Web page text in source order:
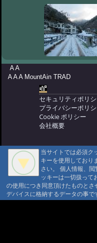
#89:野
藤巻亮
#88:野
ました
#87:石
#85:金
#84:野
りました
#82:久
#81: 夕
#80:夕
行った
A A
A A A MountAin TRAD
セキュリティポリ
プライバシーポリ
Cookie ポリシー
会社概要
© 1999-2026 MountAin
当サイトでは必須ク
キーを使用しており
さい。 個人情報、
ッキーは一切扱って
の使用につき同意頂けたものと
デバイスに格納するデータの事で